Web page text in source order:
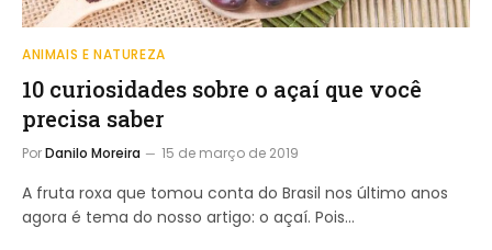
ANIMAIS E NATUREZA
10 curiosidades sobre o açaí que você
precisa saber
PorDanilo Moreira 15 de março de 2019
A fruta roxa que tomou conta do Brasil nos último anos
agora é tema do nosso artigo: o açaí. Pois…